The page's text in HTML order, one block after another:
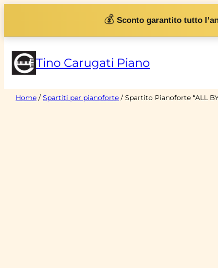
contenuto
💰 Sconto garantito tutto
Tino Carugati Piano
Home / Spartiti per pianoforte / Spartito Pianoforte “ALL